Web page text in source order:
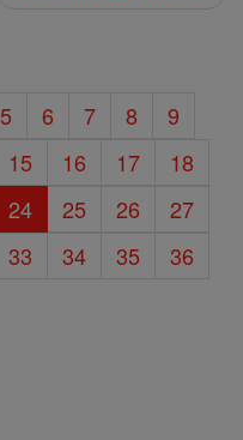
5 6 7 8
9
15 16 17
18
24 25 26
27
33 34 35
36